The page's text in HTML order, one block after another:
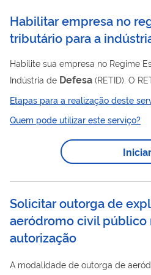
pesquisas sobre OSC; (iv) apoiar
Habilitar empresa no
tributário para a
Habilite sua empresa no Regime
Indústria de Defesa (RETID). O RETID permite adquirir no
mercado interno ou importar
(definidos pelo Ministério da
Defesa
peças, ferramentais,
subsistemas, insumos ou
pagamento de tributos. Essa suspensão abrange a
Etapas para a realização deste
Quem pode utilizar este serviço?
Iniciar
Solicitar outorga de
aeródromo civil público
autorização
A modalidade de outorga de